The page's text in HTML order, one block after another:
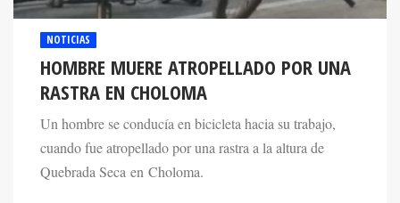
NOTICIAS
HOMBRE MUERE ATROPELLADO POR UNA
RASTRA EN CHOLOMA
Un hombre se conducía en bicicleta hacia su trabajo,
cuando fue atropellado por una rastra a la altura de
Quebrada Seca en Choloma.